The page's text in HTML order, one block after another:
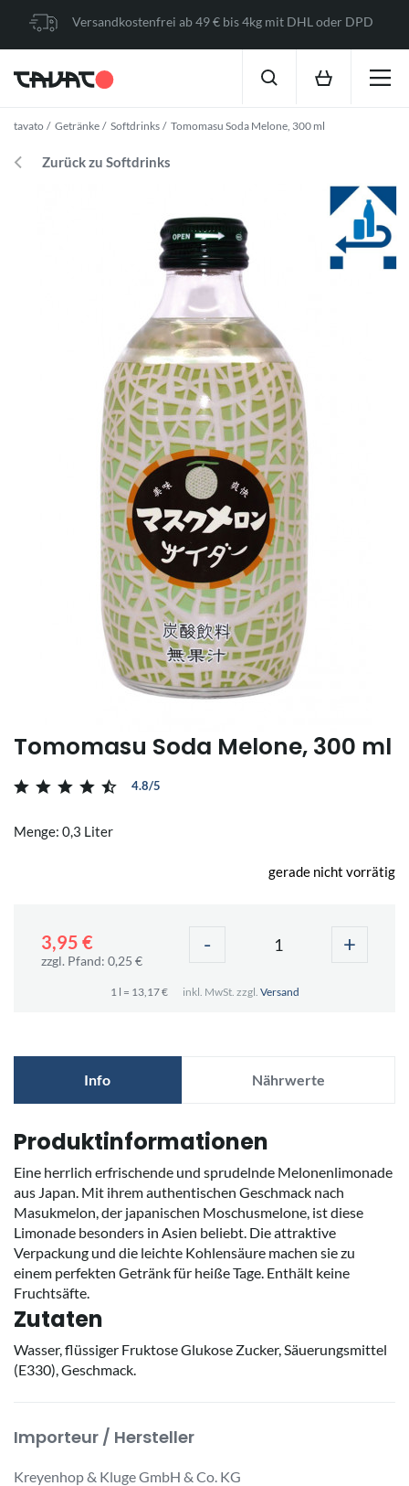
Versandkostenfrei ab 49 € bis 4kg mit DHL oder DPD
tavato Getränke Softdrinks Tomomasu Soda Melone, 300 ml
Zurück zu Softdrinks
Tomomasu Soda Melone, 300 ml
4.8/5
Menge: 0,3 Liter
gerade nicht vorrätig
3,95 €
zzgl. Pfand: 0,25 €
- +
1 l = 13,17 € inkl. MwSt. zzgl. Versand
Info Nährwerte
Produktinformationen
Eine herrlich erfrischende und sprudelnde Melonenlimonade
aus Japan. Mit ihrem authentischen Geschmack nach
Masukmelon, der japanischen Moschusmelone, ist diese
Limonade besonders in Asien beliebt. Die attraktive
Verpackung und die leichte Kohlensäure machen sie zu
einem perfekten Getränk für heiße Tage. Enthält keine
Fruchtsäfte.
Zutaten
Wasser, flüssiger Fruktose Glukose Zucker, Säuerungsmittel
(E330), Geschmack.
Importeur / Hersteller
Kreyenhop & Kluge GmbH & Co. KG